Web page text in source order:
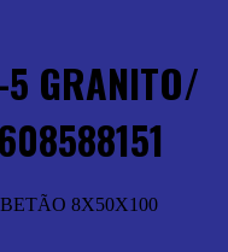
5 GRANITO/
8X50X100